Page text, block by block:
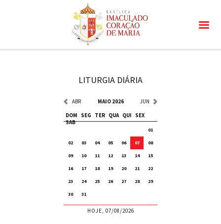
LITURGIA DIÁRIA
ABR MAIO 2026
JUN
DOM
SEG TER QUA QUI
SEX
SAB
01
02
03 04 05 06 07
08
09
10 11 12 13 14
15
16
17 18 19 20 21
22
23
24 25 26 27 28
29
30
31
HOJE, 07/08/2026